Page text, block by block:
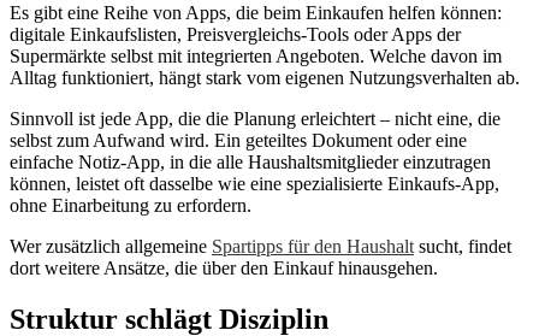
Es gibt eine Reihe von Apps, die beim Einkaufen helfen können:
digitale Einkaufslisten, Preisvergleichs-Tools oder Apps der
Supermärkte selbst mit integrierten Angeboten. Welche davon im
Alltag funktioniert, hängt stark vom eigenen Nutzungsverhalten ab.
Sinnvoll ist jede App, die die Planung erleichtert – nicht eine, die
selbst zum Aufwand wird. Ein geteiltes Dokument oder eine
einfache Notiz-App, in die alle Haushaltsmitglieder einzutragen
können, leistet oft dasselbe wie eine spezialisierte Einkaufs-App,
ohne Einarbeitung zu erfordern.
Wer zusätzlich allgemeine Spartipps für den Haushalt sucht, findet
dort weitere Ansätze, die über den Einkauf hinausgehen.
Struktur schlägt Disziplin